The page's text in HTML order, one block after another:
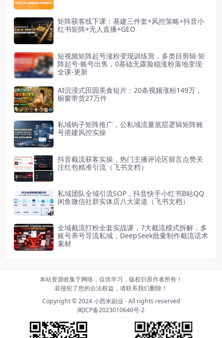
矩阵获客线下课：基建三件套+风控策略+抖音小
红书矩阵+无人直播+GEO
短视频矩阵起号涨粉变现训练营，多类目剪辑·矩
阵起号·账号出售，0基础无露脸稳涨粉落地变现
全课-更新
AI沉浸式田园美食短片：20条视频涨粉149万，
橱窗带货27万件
私域钩子矩阵推广，公私域流量底层逻辑矩阵账
号搭建风控实操
抖音截流获客实操，热门主播评论区留言点赞关
注红包精准引流（飞书文档）
私域团队全域引流SOP，抖音快手小红书B站QQ
闲鱼微信社群实体店八大渠道（飞书文档）
全域截流打粉全套实战课，7大截流模式拆解，多
账号养号导流私域，DeepSeek批量制作截流话术
素材
本站资源收集于网络，仅供学习，版权归原作者所有！
若侵犯了您的合法权益，请联系我们删除！
Copyright © 2024小西米副业 - All rights reserved
闽ICP备2023010640号-2